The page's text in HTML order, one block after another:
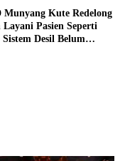
Munyang Kute Redelong
Layani Pasien Seperti
Sistem Desil Belum